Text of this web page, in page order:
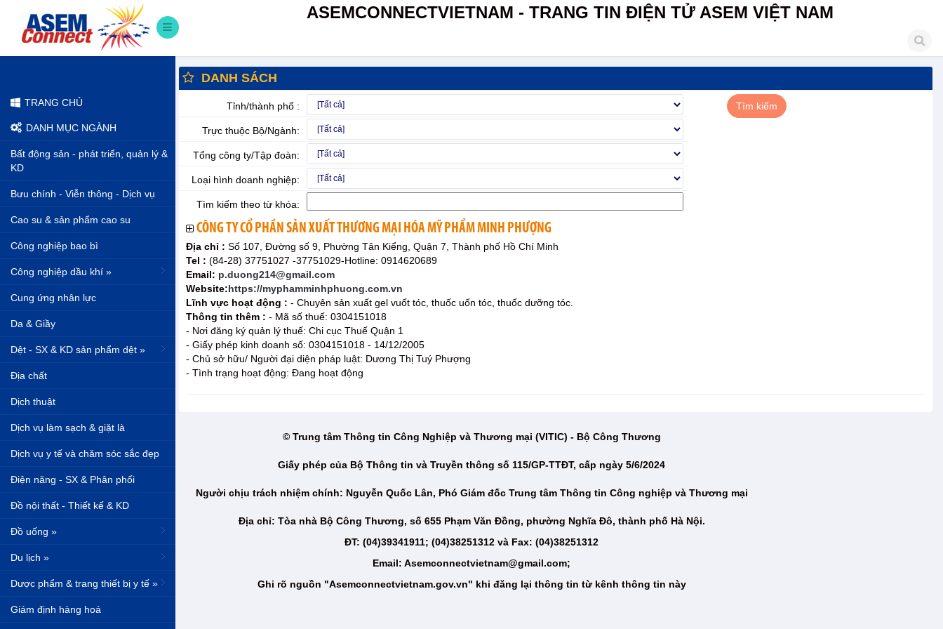
ASEMCONNECTVIETNAM - TRANG TIN ĐIỆN TỬ ASEM VIỆT NAM
TRANG CHỦ
DANH MỤC NGÀNH
Bất động sản - phát triển, quản lý &
KD
Bưu chính - Viễn thông - Dịch vụ
Cao su & sản phẩm cao su
Công nghiệp bao bì
Công nghiệp dầu khí »
Cung ứng nhân lực
Da & Giầy
Dệt - SX & KD sản phẩm dệt »
Địa chất
Dịch thuật
Dịch vụ làm sạch & giặt là
Dịch vụ y tế và chăm sóc sắc đẹp
Điện năng - SX & Phân phối
Đồ nội thất - Thiết kế & KD
Đồ uống »
Du lịch »
Dược phẩm & trang thiết bị y tế »
Giám định hàng hoá
DANH SÁCH
Tỉnh/thành phố :
Trực thuộc Bộ/Ngành:
Tổng công ty/Tập đoàn:
Loại hình doanh nghiệp:
Tìm kiếm theo từ khóa:
CÔNG TY CỔ PHẦN SẢN XUẤT THƯƠNG MẠI HÓA MỸ PHẨM MINH PHƯỢNG
Địa chỉ : Số 107, Đường số 9, Phường Tân Kiểng, Quận 7, Thành phố Hồ Chí Minh
Tel : (84-28) 37751027 -37751029-Hotline: 0914620689
Email: p.duong214@gmail.com
Website:https://myphamminhphuong.com.vn
Lĩnh vực hoạt động : - Chuyên sản xuất gel vuốt tóc, thuốc uốn tóc, thuốc dưỡng tóc.
Thông tin thêm : - Mã số thuế: 0304151018
- Nơi đăng ký quản lý thuế: Chi cục Thuế Quận 1
- Giấy phép kinh doanh số: 0304151018 - 14/12/2005
- Chủ sở hữu/ Người đại diện pháp luật: Dương Thị Tuý Phượng
- Tình trạng hoạt động: Đang hoạt động
© Trung tâm Thông tin Công Nghiệp và Thương mại (VITIC) - Bộ Công Thương
Giấy phép của Bộ Thông tin và Truyền thông số 115/GP-TTĐT, cấp ngày 5/6/2024
Người chịu trách nhiệm chính: Nguyễn Quốc Lân, Phó Giám đốc Trung tâm Thông tin Công nghiệp và Thương mại
Địa chỉ: Tòa nhà Bộ Công Thương, số 655 Phạm Văn Đồng, phường Nghĩa Đô, thành phố Hà Nội.
ĐT: (04)39341911; (04)38251312 và Fax: (04)38251312
Email: Asemconnectvietnam@gmail.com;
Ghi rõ nguồn "Asemconnectvietnam.gov.vn" khi đăng lại thông tin từ kênh thông tin này